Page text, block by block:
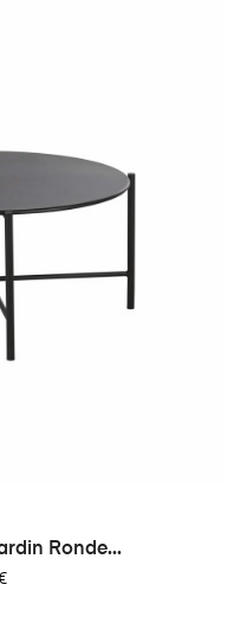
Ronde...